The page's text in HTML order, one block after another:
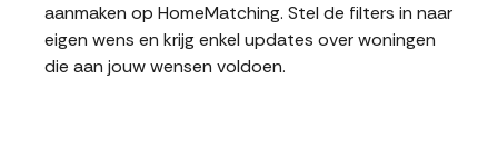
aanmaken op HomeMatching. Stel de filters in naar
eigen wens en krijg enkel updates over woningen
die aan jouw wensen voldoen.